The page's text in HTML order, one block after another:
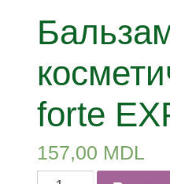
forte
157,00 MDL